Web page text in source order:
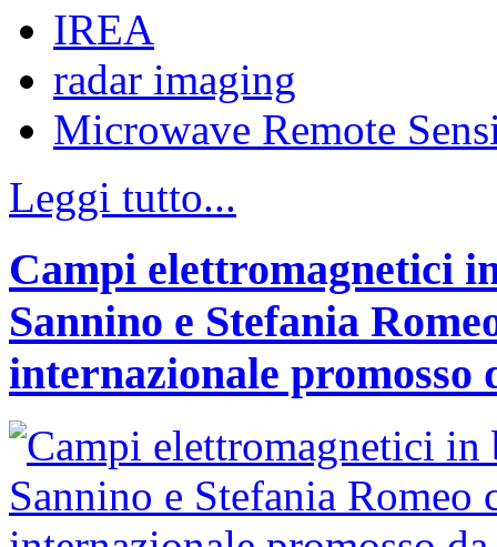
IREA
radar imaging
Microwave Remote
Leggi tutto...
Campi elettromagnetici
Sannino e Stefania
internazionale promosso